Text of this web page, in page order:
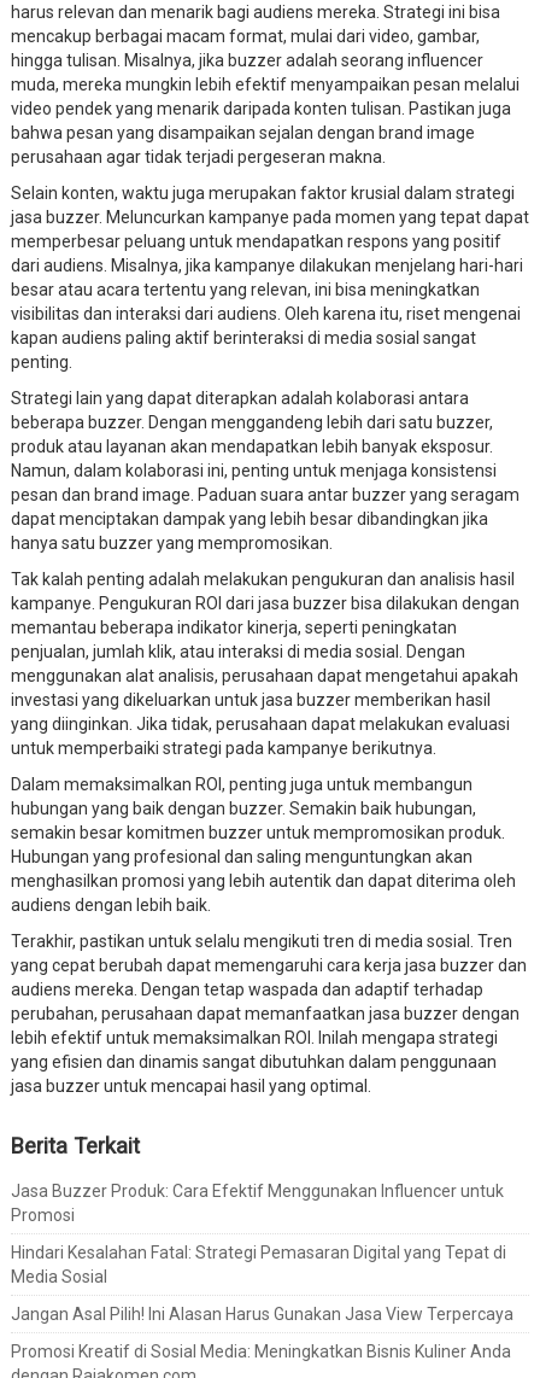
harus relevan dan menarik bagi audiens mereka. Strategi ini bisa
mencakup berbagai macam format, mulai dari video, gambar,
hingga tulisan. Misalnya, jika buzzer adalah seorang influencer
muda, mereka mungkin lebih efektif menyampaikan pesan melalui
video pendek yang menarik daripada konten tulisan. Pastikan juga
bahwa pesan yang disampaikan sejalan dengan brand image
perusahaan agar tidak terjadi pergeseran makna.
Selain konten, waktu juga merupakan faktor krusial dalam strategi
jasa buzzer. Meluncurkan kampanye pada momen yang tepat dapat
memperbesar peluang untuk mendapatkan respons yang positif
dari audiens. Misalnya, jika kampanye dilakukan menjelang hari-hari
besar atau acara tertentu yang relevan, ini bisa meningkatkan
visibilitas dan interaksi dari audiens. Oleh karena itu, riset mengenai
kapan audiens paling aktif berinteraksi di media sosial sangat
penting.
Strategi lain yang dapat diterapkan adalah kolaborasi antara
beberapa buzzer. Dengan menggandeng lebih dari satu buzzer,
produk atau layanan akan mendapatkan lebih banyak eksposur.
Namun, dalam kolaborasi ini, penting untuk menjaga konsistensi
pesan dan brand image. Paduan suara antar buzzer yang seragam
dapat menciptakan dampak yang lebih besar dibandingkan jika
hanya satu buzzer yang mempromosikan.
Tak kalah penting adalah melakukan pengukuran dan analisis hasil
kampanye. Pengukuran ROI dari jasa buzzer bisa dilakukan dengan
memantau beberapa indikator kinerja, seperti peningkatan
penjualan, jumlah klik, atau interaksi di media sosial. Dengan
menggunakan alat analisis, perusahaan dapat mengetahui apakah
investasi yang dikeluarkan untuk jasa buzzer memberikan hasil
yang diinginkan. Jika tidak, perusahaan dapat melakukan evaluasi
untuk memperbaiki strategi pada kampanye berikutnya.
Dalam memaksimalkan ROI, penting juga untuk membangun
hubungan yang baik dengan buzzer. Semakin baik hubungan,
semakin besar komitmen buzzer untuk mempromosikan produk.
Hubungan yang profesional dan saling menguntungkan akan
menghasilkan promosi yang lebih autentik dan dapat diterima oleh
audiens dengan lebih baik.
Terakhir, pastikan untuk selalu mengikuti tren di media sosial. Tren
yang cepat berubah dapat memengaruhi cara kerja jasa buzzer dan
audiens mereka. Dengan tetap waspada dan adaptif terhadap
perubahan, perusahaan dapat memanfaatkan jasa buzzer dengan
lebih efektif untuk memaksimalkan ROI. Inilah mengapa strategi
yang efisien dan dinamis sangat dibutuhkan dalam penggunaan
jasa buzzer untuk mencapai hasil yang optimal.
Berita Terkait
Jasa Buzzer Produk: Cara Efektif Menggunakan Influencer untuk
Promosi
Hindari Kesalahan Fatal: Strategi Pemasaran Digital yang Tepat di
Media Sosial
Jangan Asal Pilih! Ini Alasan Harus Gunakan Jasa View Terpercaya
Promosi Kreatif di Sosial Media: Meningkatkan Bisnis Kuliner Anda